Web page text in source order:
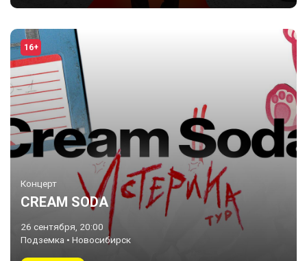
16+
Концерт
CREAM SODA
26 сентября, 20:00
Подземка • Новосибирск